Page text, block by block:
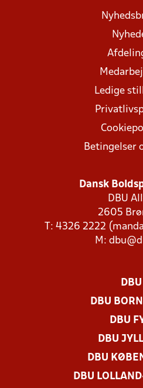
Ledige
Betingelser
Dansk
DBU
2605
T: 4326 2222
M:
DBU
DBU
DBU
DBU
DBU
DBU